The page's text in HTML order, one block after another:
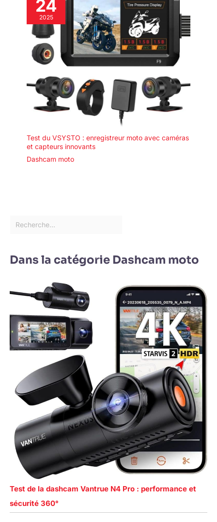
24
2025
Test du VSYSTO : enregistreur moto avec caméras
et capteurs innovants
Dashcam moto
Dans la catégorie Dashcam moto
Test de la dashcam Vantrue N4 Pro : performance et
sécurité 360°